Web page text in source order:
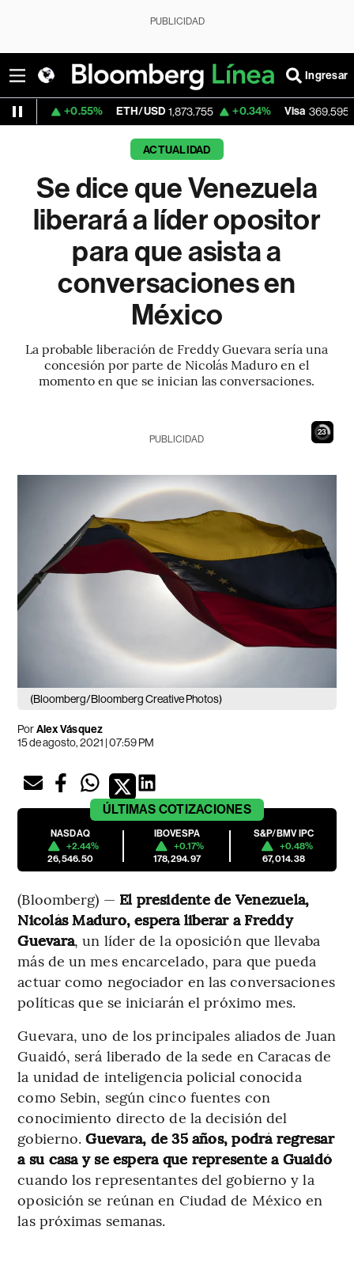
PUBLICIDAD
Ingresar
ETH/USD 1,873.755 +0.34% Visa 369.595 +1.07%
ACTUALIDAD
Se dice que Venezuela
liberará a líder opositor
para que asista a
conversaciones en
México
La probable liberación de Freddy Guevara sería una
concesión por parte de Nicolás Maduro en el
momento en que se inician las conversaciones.
22
PUBLICIDAD
(Bloomberg/Bloomberg Creative Photos)
PorAlex Vásquez
15 de agosto, 2021 | 07:59 PM
ÚLTIMAS COTIZACIONES
NASDAQ
+2.44%
26,546.50
IBOVESPA
+0.17%
178,294.97
S&P/BMV IPC
+0.48%
67,014.38
(Bloomberg) — El presidente de Venezuela,
Nicolás Maduro, espera liberar a Freddy
Guevara, un líder de la oposición que llevaba
más de un mes encarcelado, para que pueda
actuar como negociador en las conversaciones
políticas que se iniciarán el próximo mes.
Guevara, uno de los principales aliados de Juan
Guaidó, será liberado de la sede en Caracas de
la unidad de inteligencia policial conocida
como Sebin, según cinco fuentes con
conocimiento directo de la decisión del
gobierno.Guevara, de 35 años, podrá regresar
a su casa y se espera que represente a Guaidó
cuando los representantes del gobierno y la
oposición se reúnan en Ciudad de México en
las próximas semanas.